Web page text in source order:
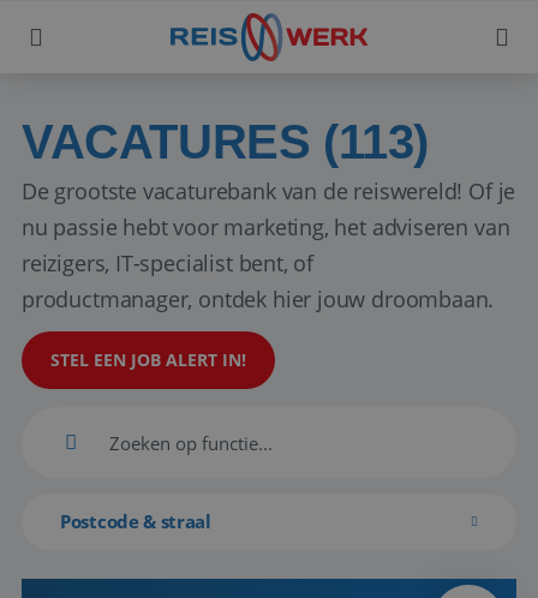
VACATURES (113)
De grootste vacaturebank van de reiswereld! Of je
nu passie hebt voor marketing, het adviseren van
reizigers, IT-specialist bent, of
productmanager, ontdek hier jouw droombaan.
STEL EEN JOB ALERT IN!
Postcode & straal